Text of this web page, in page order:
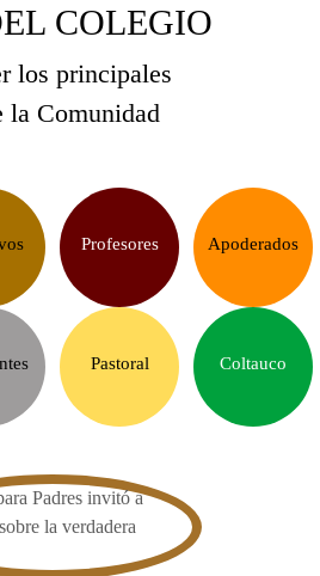
COLEGIO
los principales
la Comunidad
Profesores Apoderados
Pastoral Coltauco